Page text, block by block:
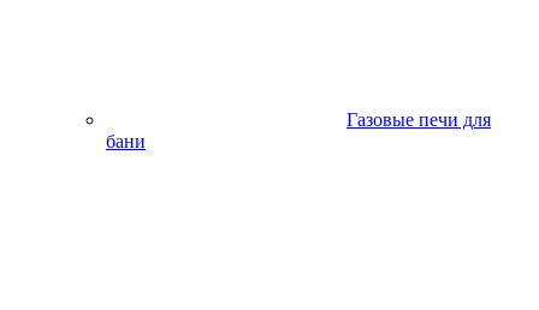
Газовые печи для
бани